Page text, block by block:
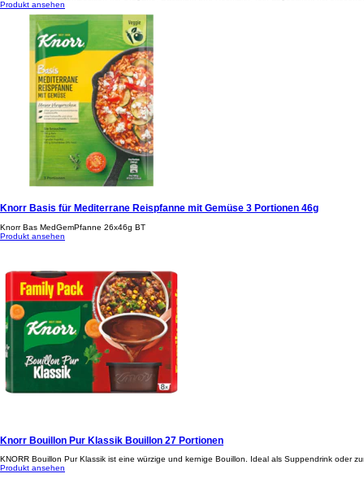
Produkt ansehen
Knorr Basis für Mediterrane Reispfanne mit Gemüse 3 Portionen 46g
Knorr Bas MedGemPfanne 26x46g BT
Produkt ansehen
Knorr Bouillon Pur Klassik Bouillon 27 Portionen
KNORR Bouillon Pur Klassik ist eine würzige und kernige Bouillon. Ideal als Suppendrink oder
Produkt ansehen